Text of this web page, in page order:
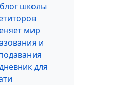
школы
мир
и
для